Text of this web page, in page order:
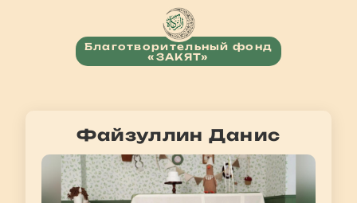
Благотворительный фонд
«ЗАКЯТ»
Файзуллин Данис